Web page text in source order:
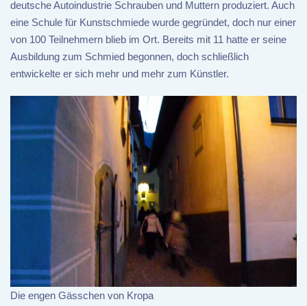
deutsche Autoindustrie Schrauben und Muttern produziert. Auch
eine Schule für Kunstschmiede wurde gegründet, doch nur einer
von 100 Teilnehmern blieb im Ort. Bereits mit 11 hatte er seine
Ausbildung zum Schmied begonnen, doch schließlich
entwickelte er sich mehr und mehr zum Künstler.
Die engen Gässchen von Kropa